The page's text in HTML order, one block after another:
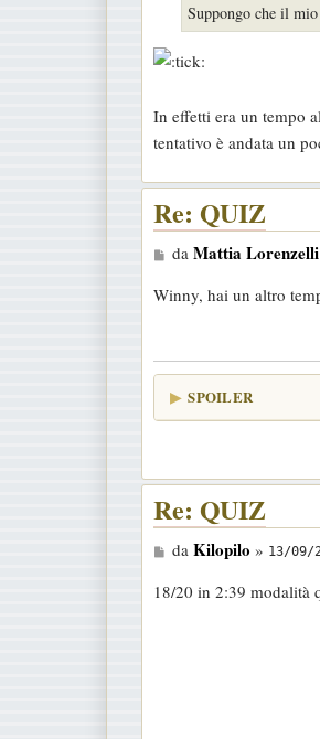
Suppongo che il
In effetti era un tempo
tentativo è andata un
Re: QUIZ
M
s
a
g
da Mattia Lorenzelli
Winny, hai un altro
SPOILER
Re: QUIZ
M
s
da Kilopilo » 13/09/
18/20 in 2:39 modalità